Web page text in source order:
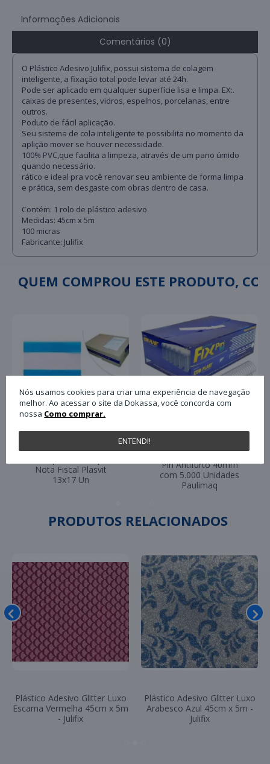
Informações Adicionais
Comentários (0)
O Plástico Adesivo Julifix, possui sistema de colagem
inteligente, a fixação total pode levar até 24h.
Pode ser aplicado em qualquer superfície lisa e limpa. EX:.
caixas de presentes, vidros, espelhos, porcelanas, entre
outros.
Poduto de fácil aplicação.
Seu sistema de cola inteligente te possibilita no momento da
aplição mover se houver necessidade.
100% PVC,que facilita a limpeza, através de um pano úmido
quando necessário.
rático e ideal pra você renovar seu ambiente de forma limpa
e prática, sem desgaste com obras dentro de casa.
Contém: 1 rolo de plástico adesivo
Medidas: 45cm x 5m
100 micras
Fabricante: Julifix
QUEM COMPROU ESTE PRODUTO,
Nota Fiscal Plasvit
13x17 Un
Pino Plástico Tag Fix
Pin Antifurto 40mm
com 5.000 Unidades
Paulimaq
PRODUTOS RELACIONADOS
Plástico Adesivo Glitter Luxo
Escama Vermelha 45cm x 5m
- Julifix
Plástico Adesivo Glitter Luxo
Arabesco Azul 45cm x 5m -
Julifix
Nós usamos cookies para criar uma experiência de navegação
melhor. Ao acessar o site da Dokassa, você concorda com
nossa Como comprar.
ENTENDI!